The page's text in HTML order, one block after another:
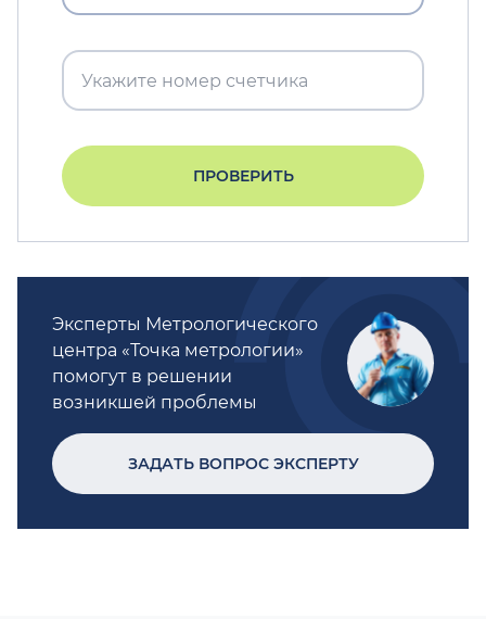
ПРОВЕРИТЬ
Эксперты Метрологического
центра «Точка метрологии»
помогут в решении
возникшей проблемы
ЗАДАТЬ ВОПРОС ЭКСПЕРТУ